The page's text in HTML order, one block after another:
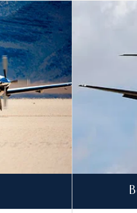
(Knoten)Reichweite (km)